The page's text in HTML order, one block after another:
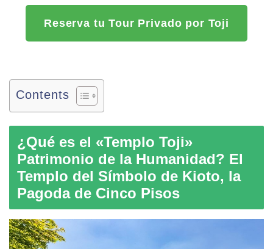
Reserva tu Tour Privado por Toji
Contents
¿Qué es el «Templo Toji»
Patrimonio de la Humanidad? El
Templo del Símbolo de Kioto, la
Pagoda de Cinco Pisos